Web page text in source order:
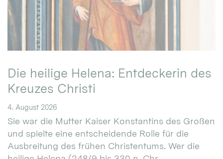
Die heilige Helena: Entdeckerin des
Kreuzes Christi
4. August 2026
Sie war die Mutter Kaiser Konstantins des Großen
und spielte eine entscheidende Rolle für die
Ausbreitung des frühen Christentums. Wer die